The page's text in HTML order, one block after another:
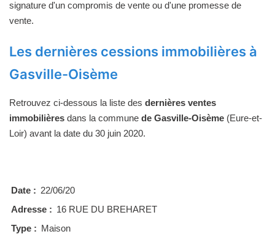
signature d'un compromis de vente ou d'une promesse de
vente.
Les dernières cessions immobilières à
Gasville-Oisème
Retrouvez ci-dessous la liste des dernières ventes
immobilières dans la commune de Gasville-Oisème (Eure-et-
Loir) avant la date du 30 juin 2020.
Date : 22/06/20
Adresse : 16 RUE DU BREHARET
Type : Maison